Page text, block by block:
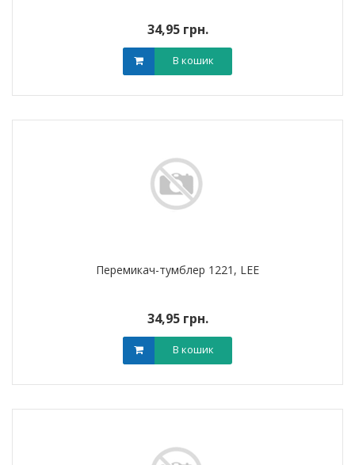
34,95 грн.
В кошик
Перемикач-тумблер 1221, LEE
34,95 грн.
В кошик